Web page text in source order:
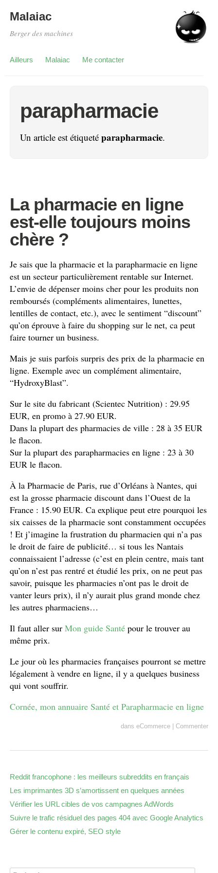
Malaiac
Berger des machines
Ailleurs Malaiac Me contacter
parapharmacie
Un article est étiqueté parapharmacie.
La pharmacie en ligne
est-elle toujours moins
chère ?
Je sais que la pharmacie et la parapharmacie en ligne
est un secteur particulièrement rentable sur Internet.
L’envie de dépenser moins cher pour les produits non
remboursés (compléments alimentaires, lunettes,
lentilles de contact, etc.), avec le sentiment “discount”
qu’on éprouve à faire du shopping sur le net, ca peut
faire tourner un business.
Mais je suis parfois surpris des prix de la pharmacie en
ligne. Exemple avec un complément alimentaire,
“HydroxyBlast”.
Sur le site du fabricant (Scientec Nutrition) : 29.95
EUR, en promo à 27.90 EUR.
Dans la plupart des pharmacies de ville : 28 à 35 EUR
le flacon.
Sur la plupart des parapharmacies en ligne : 23 à 30
EUR le flacon.
À la Pharmacie de Paris, rue d’Orléans à Nantes, qui
est la grosse pharmacie discount dans l’Ouest de la
France : 15.90 EUR. Ca explique peut etre pourquoi les
six caisses de la pharmacie sont constamment occupées
! Et j’imagine la frustration du pharmacien qui n’a pas
le droit de faire de publicité… si tous les Nantais
connaissaient l’adresse (c’est en plein centre, mais tant
qu’on n’est pas rentré et étudié les prix, on ne peut pas
savoir, puisque les pharmacies n’ont pas le droit de
vanter leurs prix), il n’y aurait plus grand monde chez
les autres pharmaciens…
Il faut aller sur Mon guide Santé pour le trouver au
même prix.
Le jour où les pharmacies françaises pourront se mettre
légalement à vendre en ligne, il y a quelques business
qui vont souffrir.
Cornée, mon annuaire Santé et Parapharmacie en ligne
dans eCommerce Commenter
Reddit francophone : les meilleurs subreddits en français
Les imprimantes 3D s’amortissent en quelques années
Vérifier les URL cibles de vos campagnes AdWords
Suivre le trafic résiduel des pages 404 avec Google Analytics
Gérer le contenu expiré, SEO style